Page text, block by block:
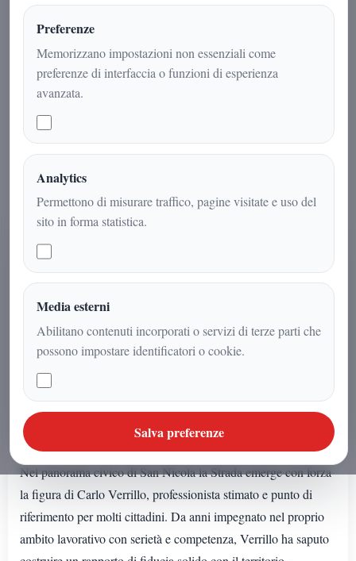
Ascolta o avvia la sintesi
Se l'articolo non ha un audio dedicato puoi avviare la
lettura sintetica dal browser.
Sintesi vocale browser
La sintesi vocale non e' supportata da questo
browser.
Nel panorama civico di San Nicola la Strada emerge con forza
la figura di Carlo Verrillo, professionista stimato e punto di
riferimento per molti cittadini. Da anni impegnato nel proprio
ambito lavorativo con serietà e competenza, Verrillo ha saputo
Preferenze
Memorizzano impostazioni non essenziali come
preferenze di interfaccia o funzioni di esperienza
avanzata.
Analytics
Permettono di misurare traffico, pagine visitate e uso del
sito in forma statistica.
Media esterni
Abilitano contenuti incorporati o servizi di terze parti che
possono impostare identificatori o cookie.
Salva preferenze